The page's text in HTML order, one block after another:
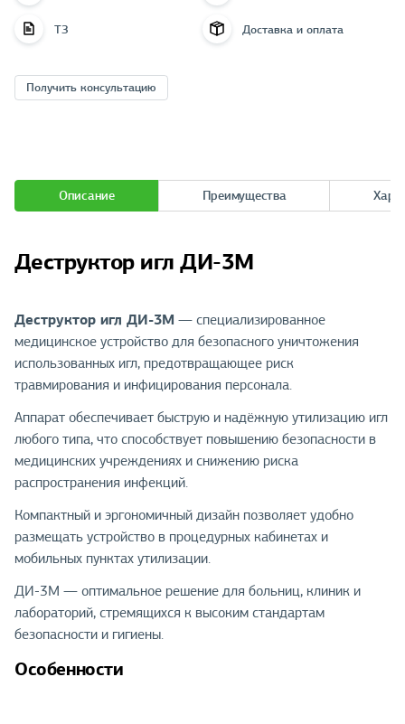
ТЗ Доставка и оплата
Получить консультацию
Описание Преимущества
Деструктор игл ДИ-3М
Деструктор игл ДИ-3М — специализированное
медицинское устройство для безопасного уничтожения
использованных игл, предотвращающее риск
травмирования и инфицирования персонала.
Аппарат обеспечивает быструю и надёжную утилизацию игл
любого типа, что способствует повышению безопасности в
медицинских учреждениях и снижению риска
распространения инфекций.
Компактный и эргономичный дизайн позволяет удобно
размещать устройство в процедурных кабинетах и
мобильных пунктах утилизации.
ДИ-3М — оптимальное решение для больниц, клиник и
лабораторий, стремящихся к высоким стандартам
безопасности и гигиены.
Особенности